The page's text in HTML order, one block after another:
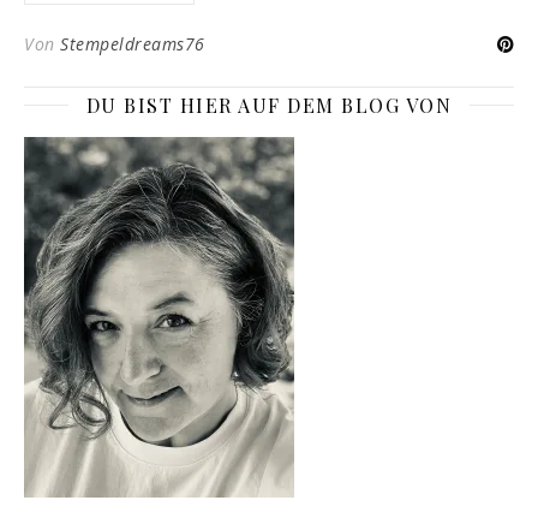
Von Stempeldreams76
DU BIST HIER AUF DEM BLOG VON